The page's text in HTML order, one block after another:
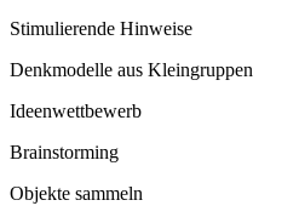
Stimulierende Hinweise
Denkmodelle aus Kleingruppen
Ideenwettbewerb
Brainstorming
Objekte sammeln